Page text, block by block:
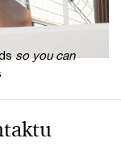
so you can